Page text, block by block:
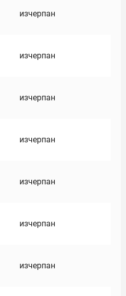
изчерпан
изчерпан
изчерпан
изчерпан
изчерпан
изчерпан
изчерпан